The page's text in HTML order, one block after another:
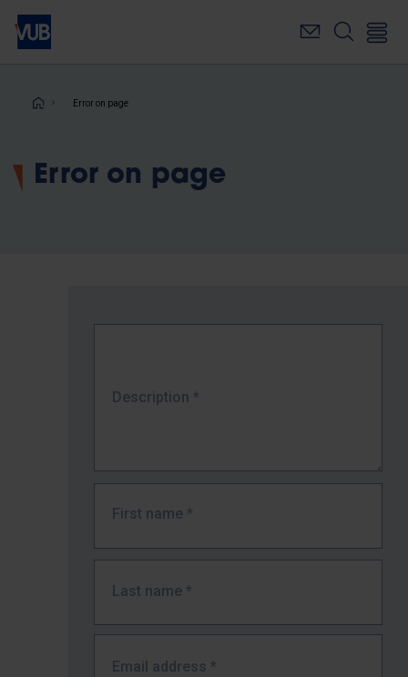
Skip
main
Breadcrumb
Error on page
Error on page
Description *
First name *
Last name *
Email address *